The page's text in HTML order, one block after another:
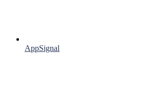
AppSignal